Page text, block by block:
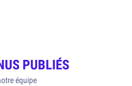
PUBLIÉS
équipe